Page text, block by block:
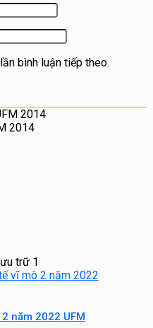
bình luận tiếp theo.
2014
trữ 1
năm 2022 UFM